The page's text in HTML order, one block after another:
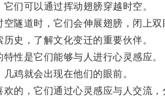
可以通过挥动翅膀穿越时空。
道时，它们会伸展翅膀，闭上双
，了解文化变迁的重要伙伴。
是它们能够与人进行心灵感应。
就会出现在他们的眼前。
，它们通过心灵感应与人交流，